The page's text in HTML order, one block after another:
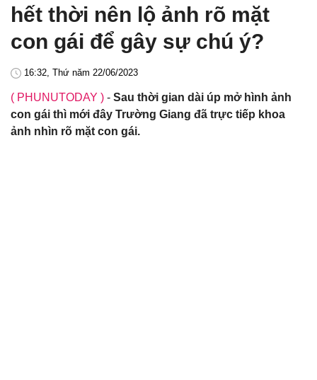
hết thời nên lộ ảnh rõ mặt
con gái để gây sự chú ý?
16:32, Thứ năm 22/06/2023
( PHUNUTODAY ) - Sau thời gian dài úp mở hình ảnh
con gái thì mới đây Trường Giang đã trực tiếp khoa
ảnh nhìn rõ mặt con gái.